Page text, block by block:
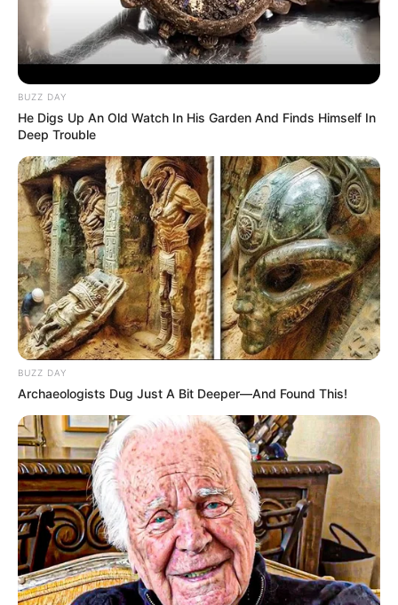
BUZZ DAY
He Digs Up An Old Watch In His Garden And Finds Himself In
Deep Trouble
BUZZ DAY
Archaeologists Dug Just A Bit Deeper—And Found This!